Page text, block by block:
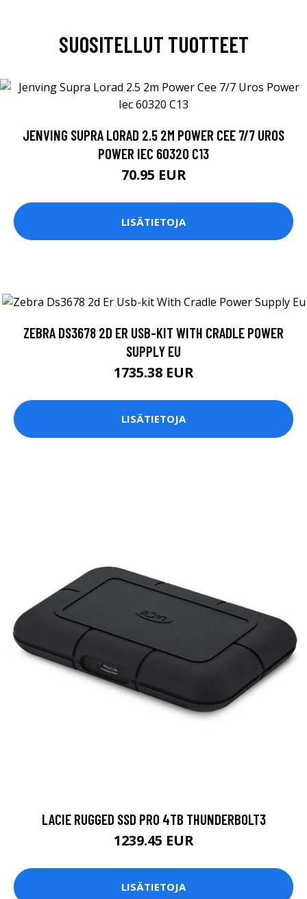
SUOSITELLUT TUOTTEET
JENVING SUPRA LORAD 2.5 2M POWER CEE 7/7 UROS
POWER IEC 60320 C13
70.95 EUR
LISÄTIETOJA
ZEBRA DS3678 2D ER USB-KIT WITH CRADLE POWER
SUPPLY EU
1735.38 EUR
LISÄTIETOJA
LACIE RUGGED SSD PRO 4TB THUNDERBOLT3
1239.45 EUR
LISÄTIETOJA